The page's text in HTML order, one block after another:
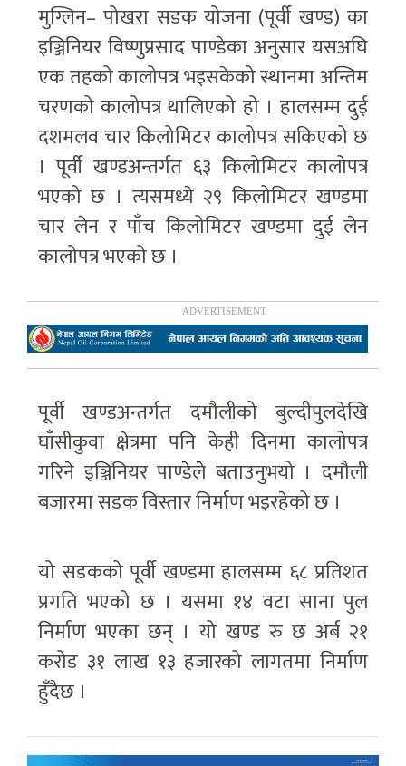
मुग्लिन– पोखरा सडक योजना (पूर्वी खण्ड) का
इञ्जिनियर विष्णुप्रसाद पाण्डेका अनुसार यसअघि
एक तहको कालोपत्र भइसकेको स्थानमा अन्तिम
चरणको कालोपत्र थालिएको हो । हालसम्म दुई
दशमलव चार किलोमिटर कालोपत्र सकिएको छ
। पूर्वी खण्डअन्तर्गत ६३ किलोमिटर कालोपत्र
भएको छ । त्यसमध्ये २९ किलोमिटर खण्डमा
चार लेन र पाँच किलोमिटर खण्डमा दुई लेन
कालोपत्र भएको छ ।
पूर्वी खण्डअन्तर्गत दमौलीको बुल्दीपुलदेखि
घाँसीकुवा क्षेत्रमा पनि केही दिनमा कालोपत्र
गरिने इञ्जिनियर पाण्डेले बताउनुभयो । दमौली
बजारमा सडक विस्तार निर्माण भइरहेको छ ।
यो सडकको पूर्वी खण्डमा हालसम्म ६८ प्रतिशत
प्रगति भएको छ । यसमा १४ वटा साना पुल
निर्माण भएका छन् । यो खण्ड रु छ अर्ब २१
करोड ३१ लाख १३ हजारको लागतमा निर्माण
हुँदैछ ।